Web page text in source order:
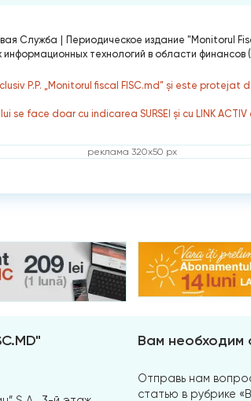
Служба | Периодическое издание "Monitorul
технологий в области финансов
P.P. „Monitorul fiscal FISC.md” și este protejat
se face doar cu indicarea SURSEI și cu LINK
реклама 320x50 px
Вам необходим
Отправь нам
статью в рубрике